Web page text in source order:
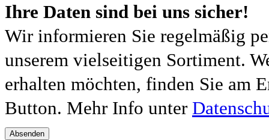
Ihre Daten sind bei uns sicher!
Wir informieren Sie regelmäßig
unserem vielseitigen Sortiment.
erhalten möchten, finden Sie am
Button. Mehr Info unter
Absenden